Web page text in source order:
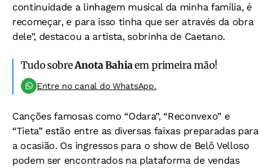
continuidade a linhagem musical da minha família, é
recomeçar, e para isso tinha que ser através da obra
dele”, destacou a artista, sobrinha de Caetano.
Tudo sobreAnota Bahia em primeira mão!
Entre no canal do WhatsApp.
Canções famosas como “Odara”, “Reconvexo” e
“Tieta” estão entre as diversas faixas preparadas para
a ocasião. Os ingressos para o show de Belô Velloso
podem ser encontrados na plataforma de vendas